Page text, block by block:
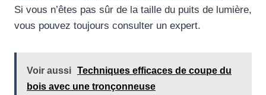
Si vous n’êtes pas sûr de la taille du puits de lumière,
vous pouvez toujours consulter un expert.
Voir aussi Techniques efficaces de coupe du
bois avec une tronçonneuse